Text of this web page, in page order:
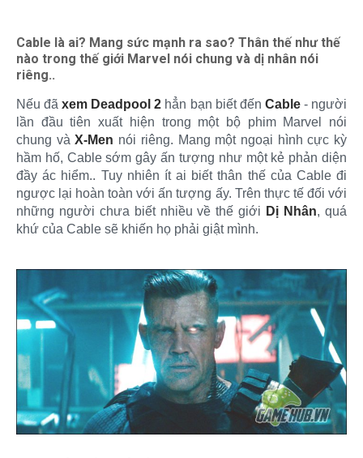
Cable là ai? Mang sức mạnh ra sao? Thân thế như thế
nào trong thế giới Marvel nói chung và dị nhân nói
riêng..
Nếu đãxem Deadpool 2 hẳn bạn biết đến Cable- người
lần đầu tiên xuất hiện trong một bộ phim Marvel nói
chung vàX-Men nói riêng. Mang một ngoại hình cực kỳ
hầm hố, Cable sớm gây ấn tượng như một kẻ phản diện
đầy ác hiểm.. Tuy nhiên ít ai biết thân thế của Cable đi
ngược lại hoàn toàn với ấn tượng ấy. Trên thực tế đối với
những người chưa biết nhiều về thế giới Dị Nhân, quá
khứ của Cable sẽ khiến họ phải giật mình.